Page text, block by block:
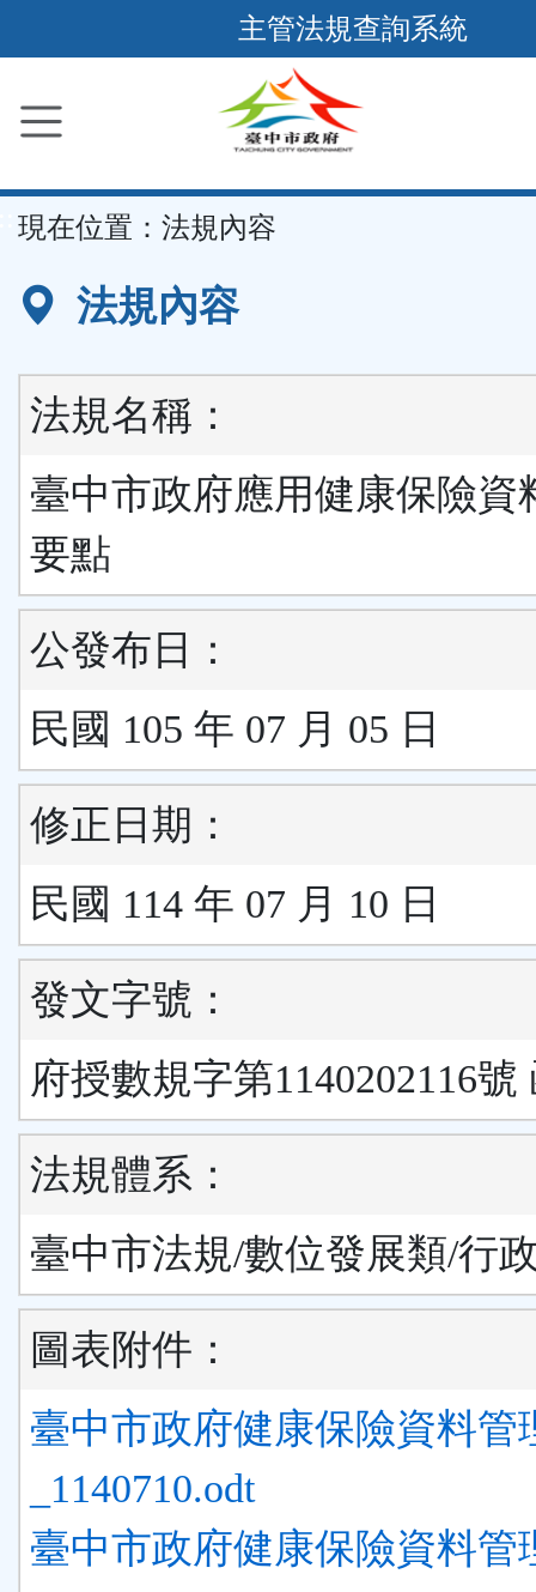
到
要
容
區
主管法規查詢系統
現在位置： 法規內容
法規內容
法規名稱：
臺中市政府應用健康保險資
要點
公發布日：
民國 105 年 07 月 05 日
修正日期：
民國 114 年 07 月 10 日
發文字號：
府授數規字第1140202116號
法規體系：
臺中市法規/數位發展類/行
圖表附件：
臺中市政府健康保險資料管
_1140710.odt
臺中市政府健康保險資料管